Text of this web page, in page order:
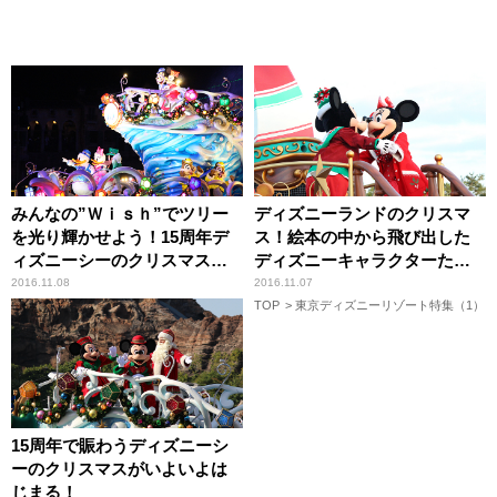
みんなの”Ｗｉｓｈ”でツリー
を光り輝かせよう！15周年デ
ィズニーシーのクリスマスナ
イトイベント
2016.11.08
ディズニーランドのクリスマ
ス！絵本の中から飛び出した
ディズニーキャラクターたち
の物語！
2016.11.07
15周年で賑わうディズニーシ
ーのクリスマスがいよいよは
じまる！
TOP 東京ディズニーリゾート特集（1）